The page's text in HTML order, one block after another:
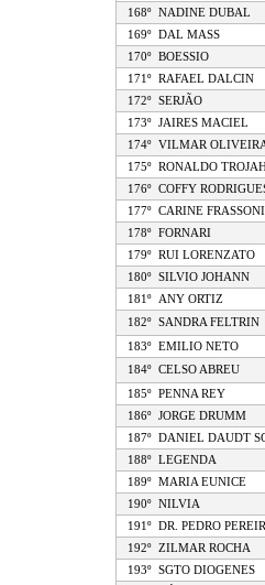
168º
NADINE DUBAL
169º
DAL MASS
170º
BOESSIO
171º
RAFAEL DALCIN
172º
SERJÃO
173º
JAIRES MACIEL
174º
VILMAR
175º
RONALDO
176º
COFFY
177º
CARINE FRASSONI
178º
FORNARI
179º
RUI LORENZATO
180º
SILVIO JOHANN
181º
ANY ORTIZ
182º
SANDRA FELTRIN
183º
EMILIO NETO
184º
CELSO ABREU
185º
PENNA REY
186º
JORGE DRUMM
187º
DANIEL DAUDT
188º
LEGENDA
189º
MARIA EUNICE
190º
NILVIA
191º
DR. PEDRO
192º
ZILMAR ROCHA
193º
SGTO DIOGENES